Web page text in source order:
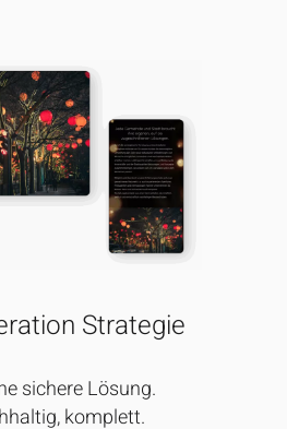
Strategie
sichere Lösung.
komplett.